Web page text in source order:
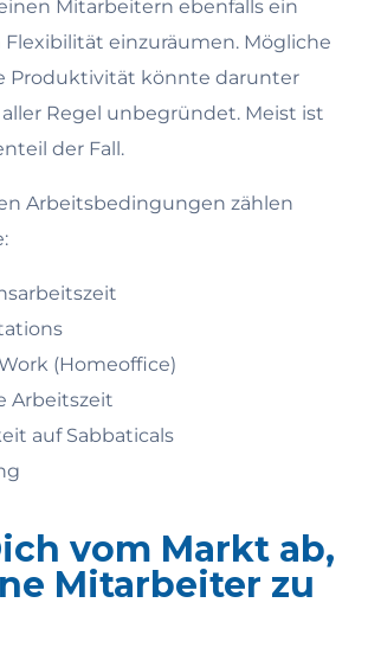
Mitarbeitern ebenfalls ein
Flexibilität einzuräumen. Mögliche
Produktivität könnte darunter
Regel unbegründet. Meist ist
der Fall.
Arbeitsbedingungen zählen
(Homeoffice)
Arbeitszeit
auf Sabbaticals
vom Markt ab,
Mitarbeiter zu